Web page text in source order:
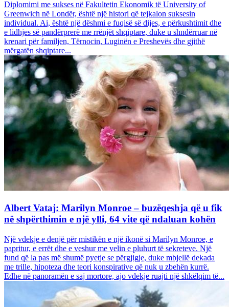
Diplomimi me sukses në Fakultetin Ekonomik të University of
Greenwich në Londër, është një histori që tejkalon suksesin
individual. Ai, është një dëshmi e fuqisë së dijes, e përkushtimit dhe
e lidhjes së pandërprerë me rrënjët shqiptare, duke u shndërruar në
krenari për familjen, Tërnocin, Luginën e Preshevës dhe gjithë
mërgatën shqiptare...
Albert Vataj: Marilyn Monroe – buzëqeshja që u fik
në shpërthimin e një ylli, 64 vite që ndaluan kohën
Një vdekje e denjë për mistikën e një ikonë si Marilyn Monroe, e
papritur, e errët dhe e veshur me velin e pluhurt të sekreteve. Një
fund që la pas më shumë pyetje se përgjigje, duke mbjellë dekada
me trille, hipoteza dhe teori konspirative që nuk u zbehën kurrë.
Edhe në panoramën e saj mortore, ajo vdekje ruajti një shkëlqim të...